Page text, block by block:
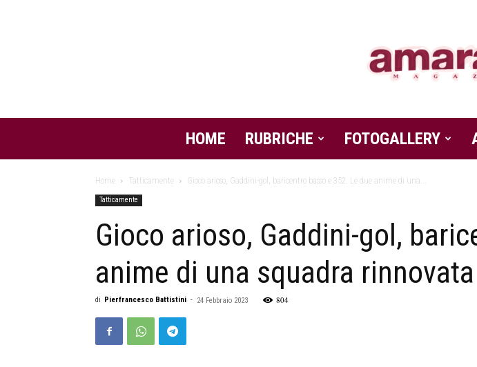
HOME RUBRICHE FOTOGALLERY
Home Tatticamente Gioco arioso, Gaddini-gol, baricentro basso e 352. Le due anime di una...
Tatticamente
Gioco arioso, Gaddini-gol,
anime di una squadra rinnovata
di Pierfrancesco Battistini - 24 Febbraio 2023 804